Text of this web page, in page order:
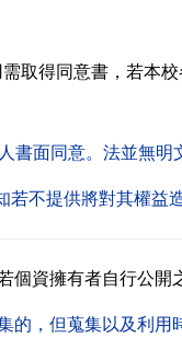
取得同意書，若本
書面同意。法並無明
不提供將對其權益造
個資擁有者自行公
的，但蒐集以及利